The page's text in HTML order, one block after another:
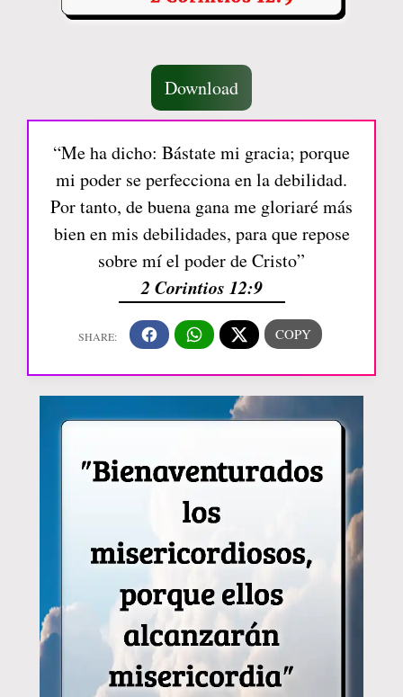
Download
“Me ha dicho: Bástate mi gracia; porque
mi poder se perfecciona en la debilidad.
Por tanto, de buena gana me gloriaré más
bien en mis debilidades, para que repose
sobre mí el poder de Cristo”
2 Corintios 12:9